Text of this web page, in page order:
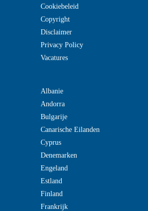
Cookiebeleid
Copyright
Disclaimer
Privacy Policy
Vacatures
Albanie
Andorra
Bulgarije
Canarische Eilanden
Cyprus
Denemarken
Engeland
Estland
Finland
Frankrijk